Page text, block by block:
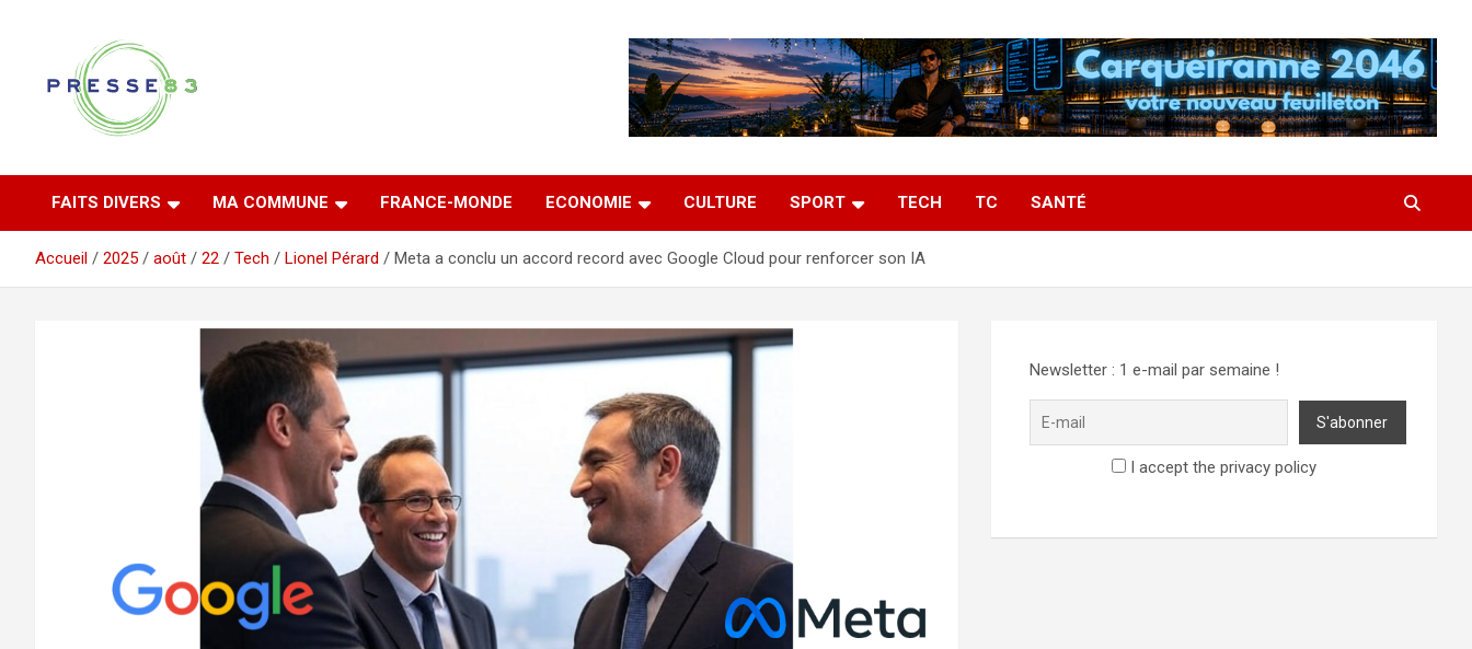
Presse 83
FAITS DIVERS MA COMMUNE FRANCE-MONDE ECONOMIE CULTURE SPORT TECH TC SANTÉ
Accueil 2025 août 22 Tech Lionel Pérard Meta a conclu un accord record avec Google Cloud pour renforcer son IA
Newsletter : 1 e-mail par semaine !
I accept the privacy policy